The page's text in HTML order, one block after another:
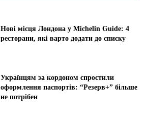
Нові місця Лондона у Michelin Guide: 4
ресторани, які варто додати до списку
Українцям за кордоном спростили
оформлення паспортів: “Резерв+” більше
не потрібен